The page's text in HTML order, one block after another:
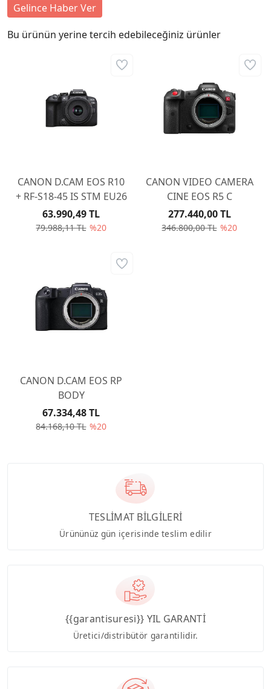
Gelince Haber Ver
Bu ürünün yerine tercih edebileceğiniz ürünler
CANON D.CAM EOS R10
+ RF-S18-45 IS STM EU26
79.988,11 TL %20
63.990,49 TL
CANON VIDEO CAMERA
CINE EOS R5 C
346.800,00 TL %20
277.440,00 TL
CANON D.CAM EOS RP
BODY
84.168,10 TL %20
67.334,48 TL
TESLİMAT BİLGİLERİ
Ürününüz gün içerisinde teslim edilir
{{garantisuresi}} YIL GARANTİ
Üretici/distribütör garantilidir.